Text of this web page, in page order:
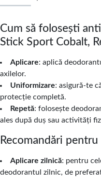
Cum să folosești
Stick Sport Cobalt,
Aplicare: aplică
axilelor.
Uniformizare: asigură-te
protecție completă.
Repetă: folosește
ales după duș sau activități
Recomandări
Aplicare zilnică: pentru
deodorantul zilnic, de